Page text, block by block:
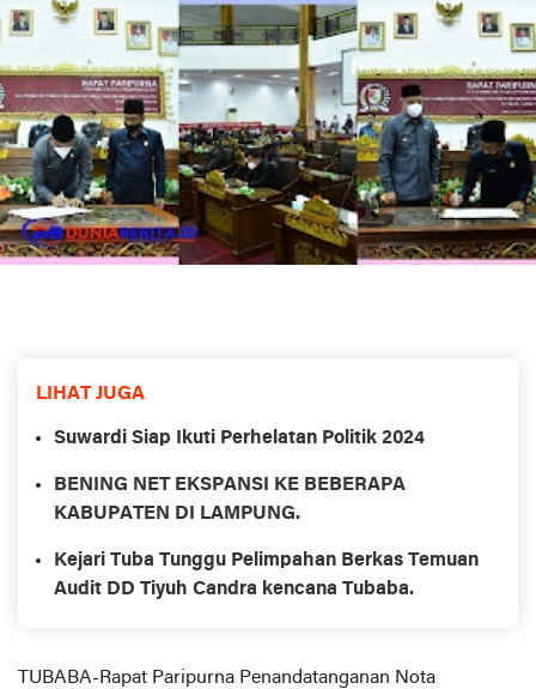
LIHAT JUGA
Suwardi Siap Ikuti Perhelatan Politik 2024
BENING NET EKSPANSI KE BEBERAPA
KABUPATEN DI LAMPUNG.
Kejari Tuba Tunggu Pelimpahan Berkas Temuan
Audit DD Tiyuh Candra kencana Tubaba.
TUBABA-Rapat Paripurna Penandatanganan Nota